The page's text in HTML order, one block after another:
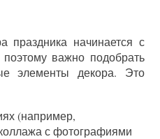
праздника начинается с
важно подобрать
элементы декора. Это
(например,
с фотографиями